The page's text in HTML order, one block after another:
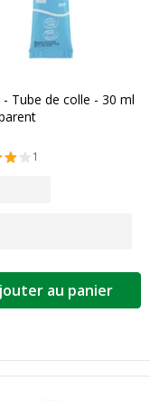
- Tube de colle - 30 ml
1
au panier